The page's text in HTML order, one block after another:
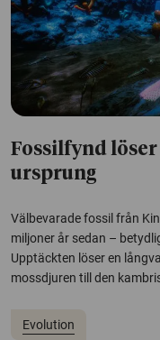
Fossilfynd
ursprung
Välbevarade fossil från
miljoner år sedan –
Upptäckten löser en
mossdjuren till den
Evolution